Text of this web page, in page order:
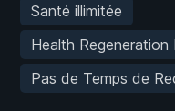
Santé illimitée
Health Regeneration
Pas de Temps de